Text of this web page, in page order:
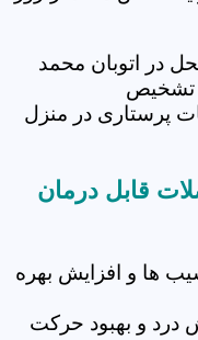
در اتوبان محمد
تشخیص
پرستاری در منزل
قابل درمان
ها و افزایش بهره
درد و بهبود حرکت